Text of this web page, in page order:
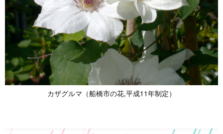
カザグルマ（船橋市の花,平成11年制定）